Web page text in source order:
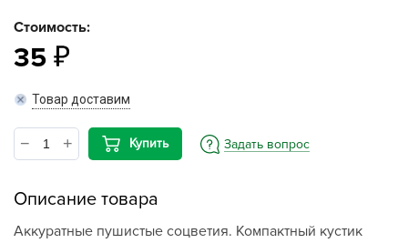
Стоимость:
35
Товар доставим
Купить Задать вопрос
Описание товара
Аккуратные пушистые соцветия. Компактный кустик